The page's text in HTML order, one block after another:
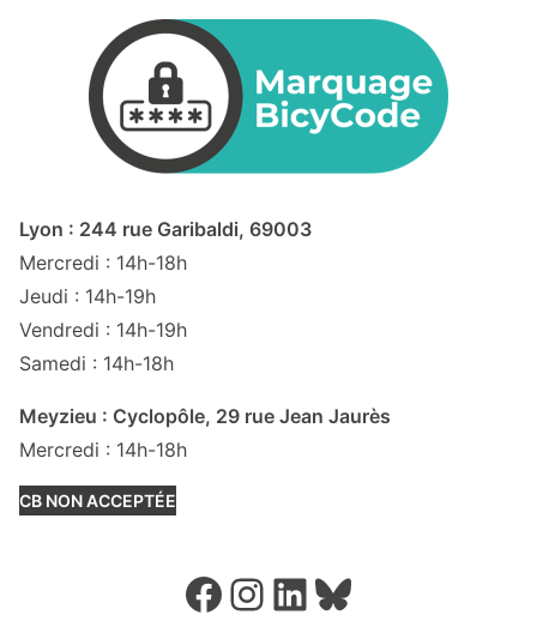
Lyon : 244 rue Garibaldi, 69003
Mercredi : 14h-18h
Jeudi : 14h-19h
Vendredi : 14h-19h
Samedi : 14h-18h
Meyzieu : Cyclopôle, 29 rue Jean Jaurès
Mercredi : 14h-18h
CB NON ACCEPTÉE
Facebook Instagram LinkedIn Bluesky